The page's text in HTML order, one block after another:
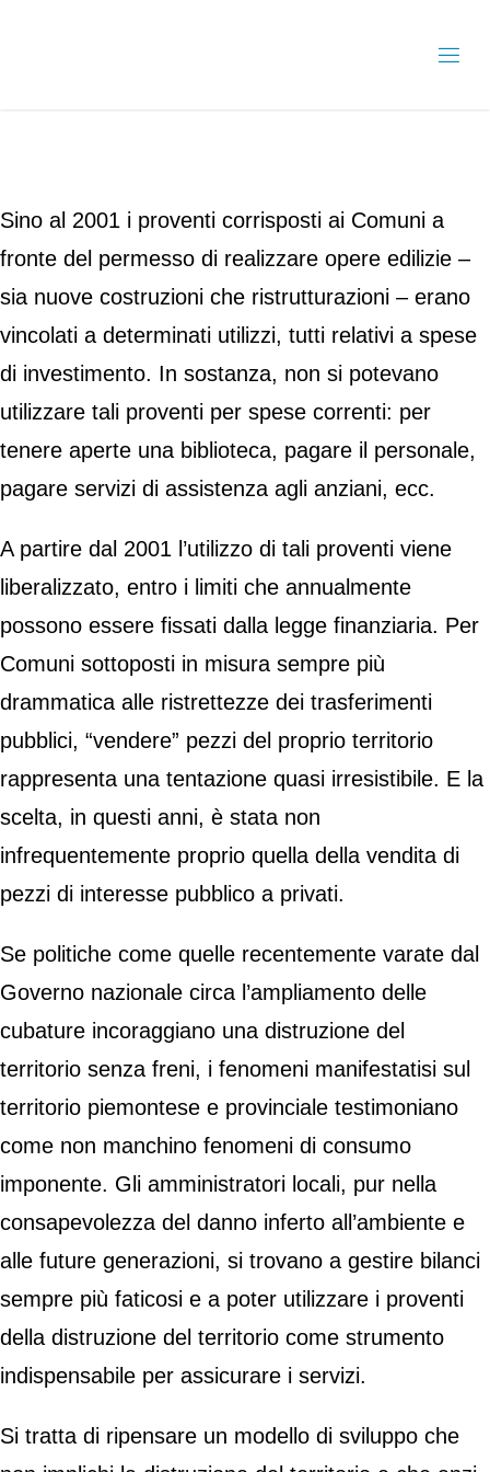
Sino al 2001 i proventi corrisposti ai Comuni a
fronte del permesso di realizzare opere edilizie –
sia nuove costruzioni che ristrutturazioni – erano
vincolati a determinati utilizzi, tutti relativi a spese
di investimento. In sostanza, non si potevano
utilizzare tali proventi per spese correnti: per
tenere aperte una biblioteca, pagare il personale,
pagare servizi di assistenza agli anziani, ecc.
A partire dal 2001 l’utilizzo di tali proventi viene
liberalizzato, entro i limiti che annualmente
possono essere fissati dalla legge finanziaria. Per
Comuni sottoposti in misura sempre più
drammatica alle ristrettezze dei trasferimenti
pubblici, “vendere” pezzi del proprio territorio
rappresenta una tentazione quasi irresistibile. E la
scelta, in questi anni, è stata non
infrequentemente proprio quella della vendita di
pezzi di interesse pubblico a privati.
Se politiche come quelle recentemente varate dal
Governo nazionale circa l’ampliamento delle
cubature incoraggiano una distruzione del
territorio senza freni, i fenomeni manifestatisi sul
territorio piemontese e provinciale testimoniano
come non manchino fenomeni di consumo
imponente. Gli amministratori locali, pur nella
consapevolezza del danno inferto all’ambiente e
alle future generazioni, si trovano a gestire bilanci
sempre più faticosi e a poter utilizzare i proventi
della distruzione del territorio come strumento
indispensabile per assicurare i servizi.
Si tratta di ripensare un modello di sviluppo che